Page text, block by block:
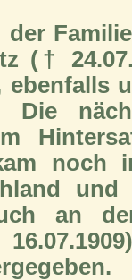
der
(†
ebenfalls
Die
noch
und
an